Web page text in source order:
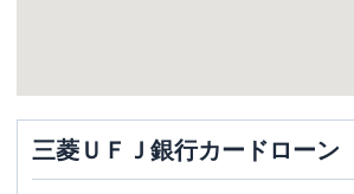
三菱ＵＦＪ銀行カードローン